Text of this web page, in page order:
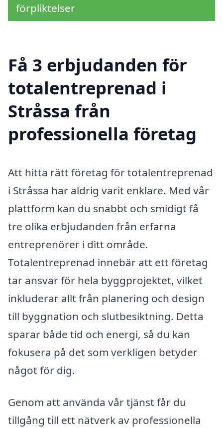
förpliktelser
Få 3 erbjudanden för
totalentreprenad i
Stråssa från
professionella företag
Att hitta rätt företag för totalentreprenad
i Stråssa har aldrig varit enklare. Med vår
plattform kan du snabbt och smidigt få
tre olika erbjudanden från erfarna
entreprenörer i ditt område.
Totalentreprenad innebär att ett företag
tar ansvar för hela byggprojektet, vilket
inkluderar allt från planering och design
till byggnation och slutbesiktning. Detta
sparar både tid och energi, så du kan
fokusera på det som verkligen betyder
något för dig.
Genom att använda vår tjänst får du
tillgång till ett nätverk av professionella